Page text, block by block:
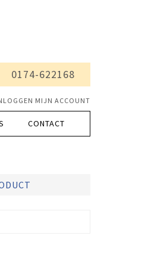
0174-622168
MIJN ACCOUNT
CONTACT